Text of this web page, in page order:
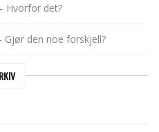
Hvorfor det?
Gjør den noe forskjell?